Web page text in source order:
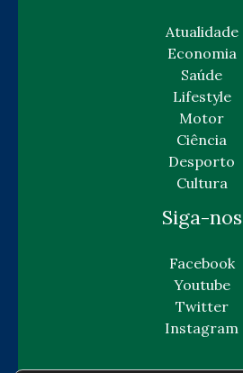
Atualidade
Economia
Saúde
Lifestyle
Motor
Ciência
Desporto
Cultura
Siga-nos
Facebook
Youtube
Twitter
Instagram